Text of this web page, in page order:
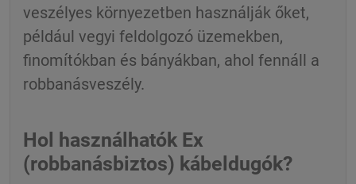
veszélyes környezetben használják őket,
például vegyi feldolgozó üzemekben,
finomítókban és bányákban, ahol fennáll a
robbanásveszély.
Hol használhatók Ex
(robbanásbiztos) kábeldugók?